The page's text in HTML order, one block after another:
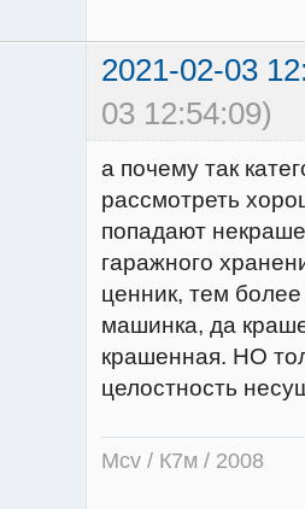
2021-02-03
03 12:54:09)
а почему так
рассмотреть
попадают
гаражного
ценник, тем
машинка, да
крашенная. НО
целостность
Mcv / К7м / 2008